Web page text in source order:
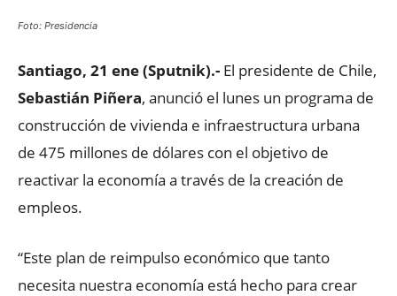
Foto: Presidencia
Santiago, 21 ene (Sputnik).- El presidente de Chile,
Sebastián Piñera, anunció el lunes un programa de
construcción de vivienda e infraestructura urbana
de 475 millones de dólares con el objetivo de
reactivar la economía a través de la creación de
empleos.
“Este plan de reimpulso económico que tanto
necesita nuestra economía está hecho para crear